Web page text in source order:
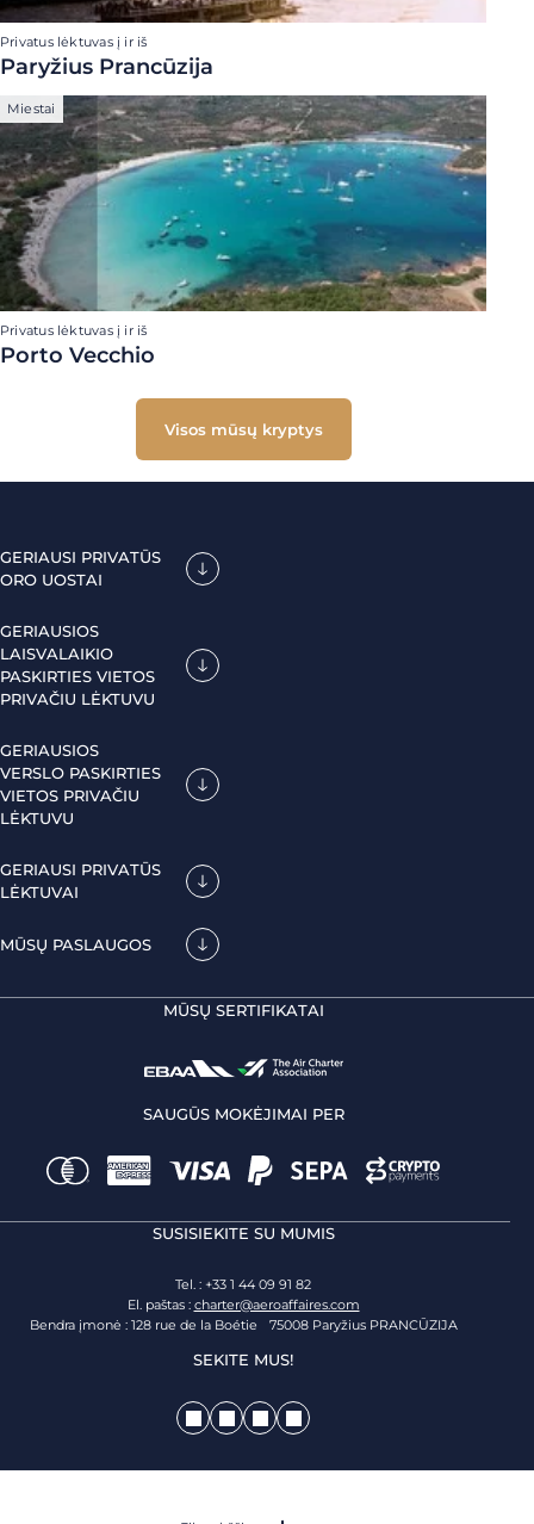
Privatus lėktuvas į ir iš
Paryžius Prancūzija
Miestai
Privatus lėktuvas į ir iš
Porto Vecchio
Visos mūsų kryptys
GERIAUSI PRIVATŪS
ORO UOSTAI
GERIAUSIOS
LAISVALAIKIO
PASKIRTIES VIETOS
PRIVAČIU LĖKTUVU
GERIAUSIOS
VERSLO PASKIRTIES
VIETOS PRIVAČIU
LĖKTUVU
GERIAUSI PRIVATŪS
LĖKTUVAI
MŪSŲ PASLAUGOS
MŪSŲ SERTIFIKATAI
SAUGŪS MOKĖJIMAI PER
SUSISIEKITE SU MUMIS
Tel. : +33 1 44 09 91 82
El. paštas : charter@aeroaffaires.com
Bendra įmonė : 128 rue de la Boétie 75008 Paryžius PRANCŪZIJA
SEKITE MUS!